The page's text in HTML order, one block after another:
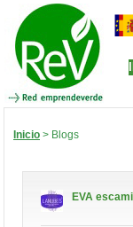
Inicio > Blogs
EVA